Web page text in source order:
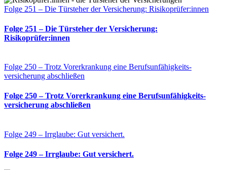
Folge 251 – Die Türsteher der Versicherung: Risikoprüfer:innen
Folge 251 – Die Türsteher der Versicherung:
Risikoprüfer:innen
Folge 250 – Trotz Vorerkrankung eine Berufs­unfähigkeits­
versicherung abschließen
Folge 250 – Trotz Vorerkrankung eine Berufs­unfähigkeits­
versicherung abschließen
Folge 249 – Irrglaube: Gut versichert.
Folge 249 – Irrglaube: Gut versichert.